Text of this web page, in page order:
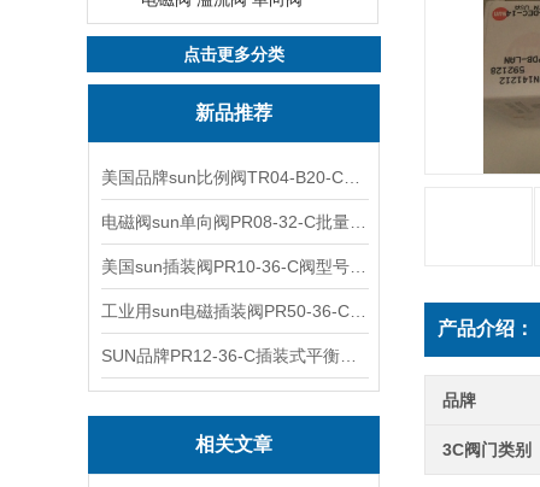
点击更多分类
新品推荐
相关文章
产品介绍：
品牌
3C阀门类别